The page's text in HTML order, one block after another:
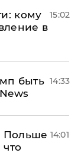
кому
в
15:02
быть 14:33
Польше 14:01